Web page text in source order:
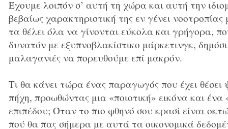
Έχουμε λοιπόν σ’ αυτή τη χώρα και αυτή την
βεβαίως χαρακτηριστική της εν γένει
τα θέλει όλα να γίνονται εύκολα και γρήγορα,
δυνατόν με εξυπνοβλακίστικο μάρκετινγκ,
μαλαγανιές να πορευθούμε επί μακρόν.
Τι θα κάνει τώρα ένας παραγωγός που έχει θέσει
πήχη, προωθώντας μια «ποιοτική» εικόνα και ένα
επιπέδου; Όταν το πιο φθηνό σου κρασί είναι
πού θα πας σήμερα με αυτά τα οικονομικά